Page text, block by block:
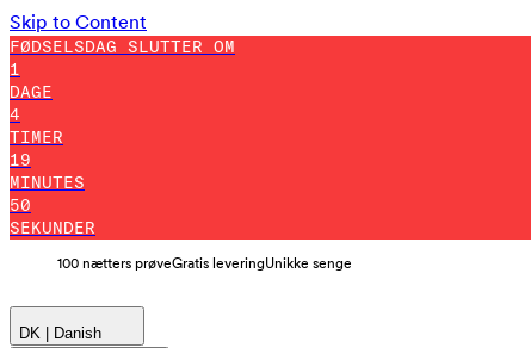
Skip to Content
FØDSELSDAG SLUTTER OM
1
DAGE
4
TIMER
19
MINUTES
48
SEKUNDER
100 nætters prøveGratis leveringUnikke senge
DK | Danish